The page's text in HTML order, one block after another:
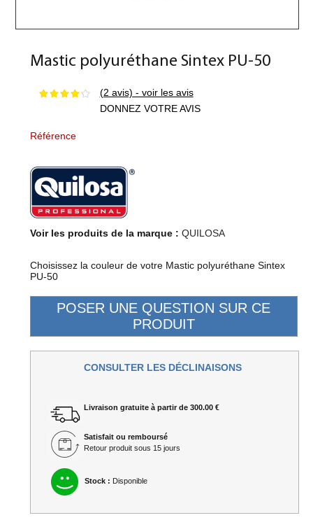
Mastic polyuréthane Sintex PU-50
(2 avis) - voir les avis
DONNEZ VOTRE AVIS
Référence
Voir les produits de la marque : QUILOSA
Choisissez la couleur de votre Mastic polyuréthane Sintex
PU-50
CONSULTER LES DÉCLINAISONS
Livraison gratuite à partir de 300.00 €
Satisfait ou remboursé
Retour produit sous 15 jours
Stock : Disponible